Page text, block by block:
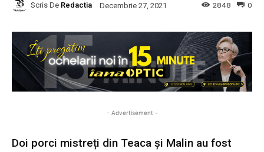
Scris De Redactia Decembrie 27, 2021 0
2848
- Advertisement -
Doi porci mistreți din Teaca și Malin au fost